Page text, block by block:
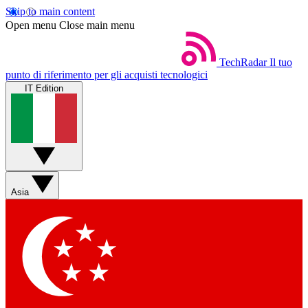
Skip to main content
Open menu Close main menu
TechRadar Il tuo
punto di riferimento per gli acquisti tecnologici
IT Edition
Asia